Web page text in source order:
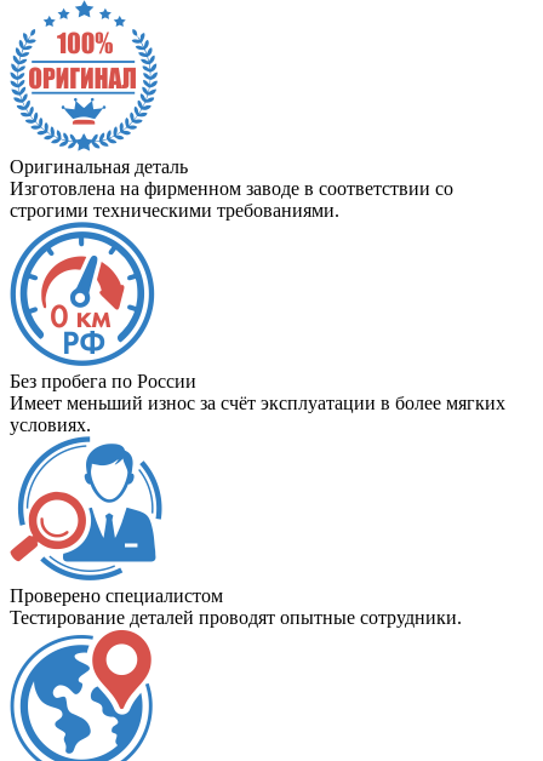
Оригинальная деталь
Изготовлена на фирменном заводе в соответствии со
строгими техническими требованиями.
Без пробега по России
Имеет меньший износ за счёт эксплуатации в более мягких
условиях.
Проверено специалистом
Тестирование деталей проводят опытные сотрудники.